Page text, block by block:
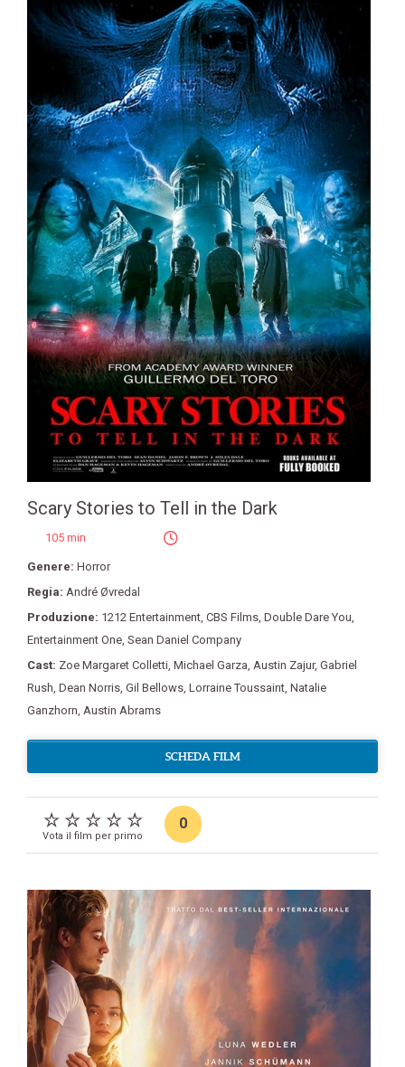
Scary Stories to Tell in the Dark
105 min
Genere: Horror
Regia: André Øvredal
Produzione: 1212 Entertainment, CBS Films, Double Dare You,
Entertainment One, Sean Daniel Company
Cast: Zoe Margaret Colletti, Michael Garza, Austin Zajur, Gabriel
Rush, Dean Norris, Gil Bellows, Lorraine Toussaint, Natalie
Ganzhorn, Austin Abrams
SCHEDA FILM
Vota il film per primo
0